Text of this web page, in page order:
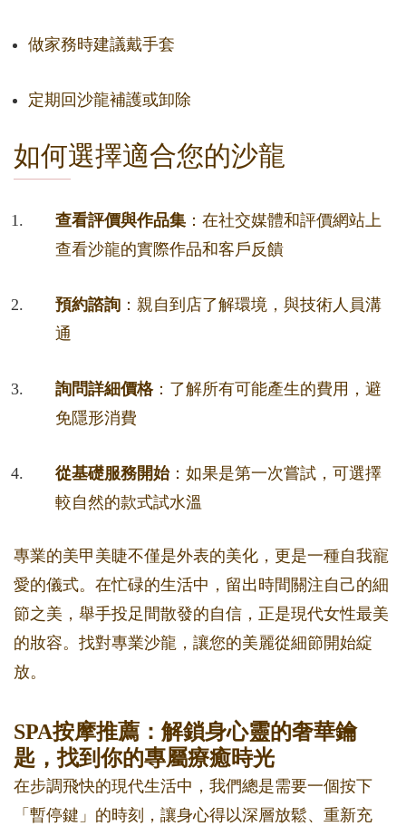
做家務時建議戴手套
定期回沙龍補護或卸除
如何選擇適合您的沙龍
查看評價與作品集 ：在社交媒體和評價網站上
查看沙龍的實際作品和客戶反饋
預約諮詢 ：親自到店了解環境，與技術人員溝
通
詢問詳細價格：了解所有可能產生的費用，避
免隱形消費
從基礎服務開始：如果是第一次嘗試，可選擇
較自然的款式試水溫
專業的美甲美睫不僅是外表的美化，更是一種自我寵
愛的儀式。在忙碌的生活中，留出時間關注自己的細
節之美，舉手投足間散發的自信，正是現代女性最美
的妝容。找對專業沙龍，讓您的美麗從細節開始綻
放。
SPA按摩推薦：解鎖身心靈的奢華鑰
匙，找到你的專屬療癒時光
在步調飛快的現代生活中，我們總是需要一個按下
「暫停鍵」的時刻，讓身心得以深層放鬆、重新充